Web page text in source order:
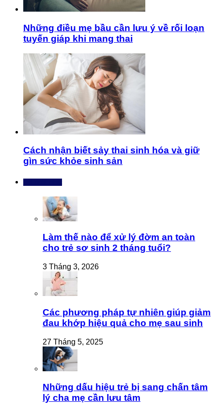
Những điều mẹ bầu cần lưu ý về rối loạn
tuyến giáp khi mang thai
Cách nhận biết sảy thai sinh hóa và giữ
gìn sức khỏe sinh sản
Làm thế nào để xử lý đờm an toàn
cho trẻ sơ sinh 2 tháng tuổi?
3 Tháng 3, 2026
Các phương pháp tự nhiên giúp giảm
đau khớp hiệu quả cho mẹ sau sinh
27 Tháng 5, 2025
Những dấu hiệu trẻ bị sang chấn tâm
lý cha mẹ cần lưu tâm